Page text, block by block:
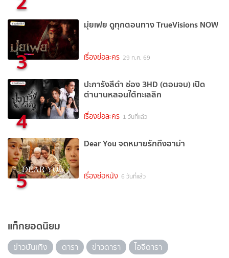
3
มุ่ยเฟย ดูทุกตอนทาง TrueVisions NOW
เรื่องย่อละคร 29 ก.ค. 69
4
ปะการังสีดำ ช่อง 3HD (ตอนจบ) เปิด
ตำนานหลอนใต้ทะเลลึก
เรื่องย่อละคร 1 วันที่แล้ว
5
Dear You จดหมายรักถึงอาม่า
เรื่องย่อหนัง 6 วันที่แล้ว
แท็กยอดนิยม
ข่าวบันเทิง ดารา ข่าวดารา
ไอจีดารา